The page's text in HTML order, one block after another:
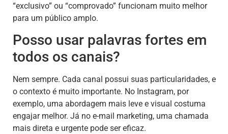
“exclusivo” ou “comprovado” funcionam muito melhor
para um público amplo.
Posso usar palavras fortes em
todos os canais?
Nem sempre. Cada canal possui suas particularidades, e
o contexto é muito importante. No Instagram, por
exemplo, uma abordagem mais leve e visual costuma
engajar melhor. Já no e-mail marketing, uma chamada
mais direta e urgente pode ser eficaz.